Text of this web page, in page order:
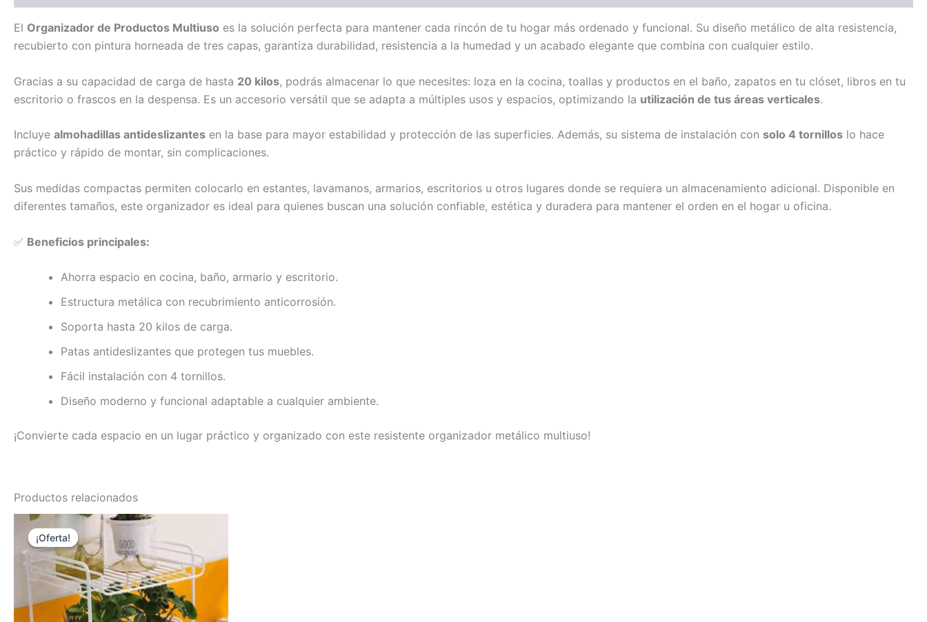
El Organizador de Productos Multiuso es la solución perfecta para mantener cada rincón de tu hogar más ordenado y funcional. Su diseño metálico de alta resistencia,
recubierto con pintura horneada de tres capas, garantiza durabilidad, resistencia a la humedad y un acabado elegante que combina con cualquier estilo.
Gracias a su capacidad de carga de hasta 20 kilos, podrás almacenar lo que necesites: loza en la cocina, toallas y productos en el baño, zapatos en tu clóset, libros en tu
escritorio o frascos en la despensa. Es un accesorio versátil que se adapta a múltiples usos y espacios, optimizando la utilización de tus áreas verticales.
Incluye almohadillas antideslizantes en la base para mayor estabilidad y protección de las superficies. Además, su sistema de instalación con solo 4 tornillos lo hace
práctico y rápido de montar, sin complicaciones.
Sus medidas compactas permiten colocarlo en estantes, lavamanos, armarios, escritorios u otros lugares donde se requiera un almacenamiento adicional. Disponible en
diferentes tamaños, este organizador es ideal para quienes buscan una solución confiable, estética y duradera para mantener el orden en el hogar u oficina.
✅ Beneficios principales:
Ahorra espacio en cocina, baño, armario y escritorio.
Estructura metálica con recubrimiento anticorrosión.
Soporta hasta 20 kilos de carga.
Patas antideslizantes que protegen tus muebles.
Fácil instalación con 4 tornillos.
Diseño moderno y funcional adaptable a cualquier ambiente.
¡Convierte cada espacio en un lugar práctico y organizado con este resistente organizador metálico multiuso!
Productos relacionados
¡Oferta!
¡Oferta!
El
original
era:
$23.990.
actual
es:
$20.990.